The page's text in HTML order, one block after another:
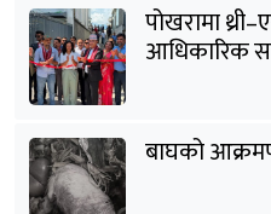
पोखरामा
आधिकारिक
बाघको